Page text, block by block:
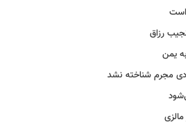
است
یمن
مجرم شناخته نشد